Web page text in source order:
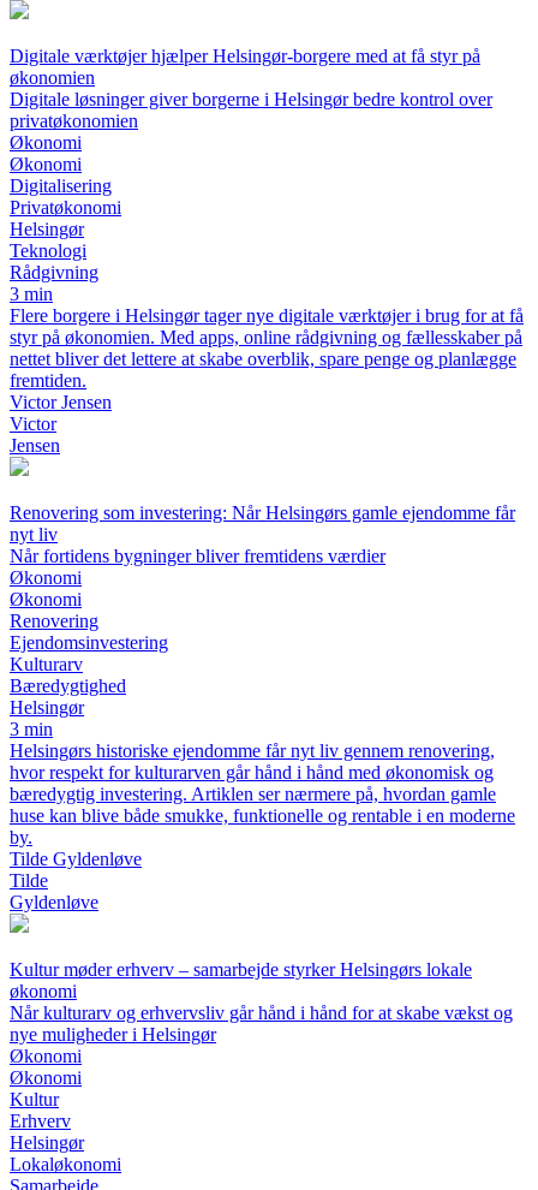
Digitale værktøjer hjælper Helsingør-borgere med at få styr på
økonomien
Digitale løsninger giver borgerne i Helsingør bedre kontrol over
privatøkonomien
Økonomi
Økonomi
Digitalisering
Privatøkonomi
Helsingør
Teknologi
Rådgivning
3 min
Flere borgere i Helsingør tager nye digitale værktøjer i brug for at få
styr på økonomien. Med apps, online rådgivning og fællesskaber på
nettet bliver det lettere at skabe overblik, spare penge og planlægge
fremtiden.
Victor Jensen
Victor
Jensen
Renovering som investering: Når Helsingørs gamle ejendomme får
nyt liv
Når fortidens bygninger bliver fremtidens værdier
Økonomi
Økonomi
Renovering
Ejendomsinvestering
Kulturarv
Bæredygtighed
Helsingør
3 min
Helsingørs historiske ejendomme får nyt liv gennem renovering,
hvor respekt for kulturarven går hånd i hånd med økonomisk og
bæredygtig investering. Artiklen ser nærmere på, hvordan gamle
huse kan blive både smukke, funktionelle og rentable i en moderne
by.
Tilde Gyldenløve
Tilde
Gyldenløve
Kultur møder erhverv – samarbejde styrker Helsingørs lokale
økonomi
Når kulturarv og erhvervsliv går hånd i hånd for at skabe vækst og
nye muligheder i Helsingør
Økonomi
Økonomi
Kultur
Erhverv
Helsingør
Lokaløkonomi
Samarbejde